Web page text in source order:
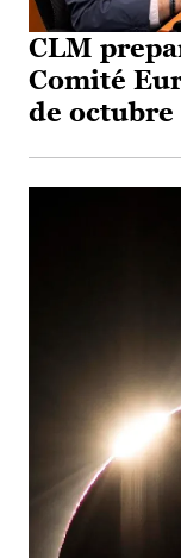
CLM
Comité
de octubre